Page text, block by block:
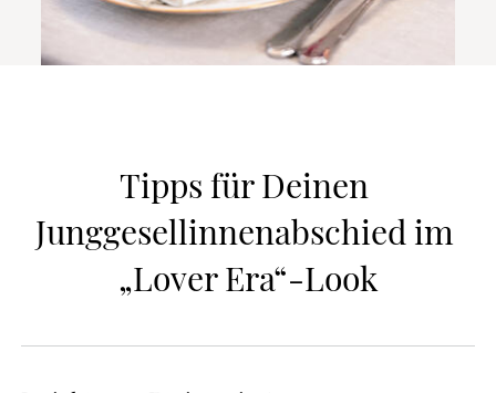
Tipps für Deinen
Junggesellinnenabschied im
„Lover Era“-Look